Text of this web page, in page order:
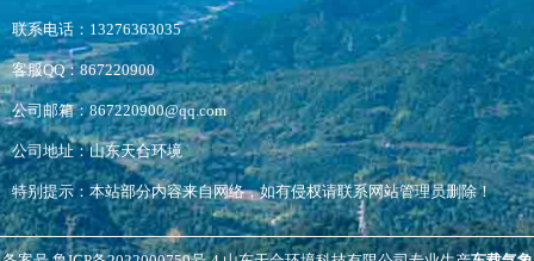
联系电话：13276363035
客服QQ：867220900
公司邮箱：867220900@qq.com
公司地址：山东天合环境
特别提示：本站部分内容来自网络，如有侵权请联系网站管理员删除！